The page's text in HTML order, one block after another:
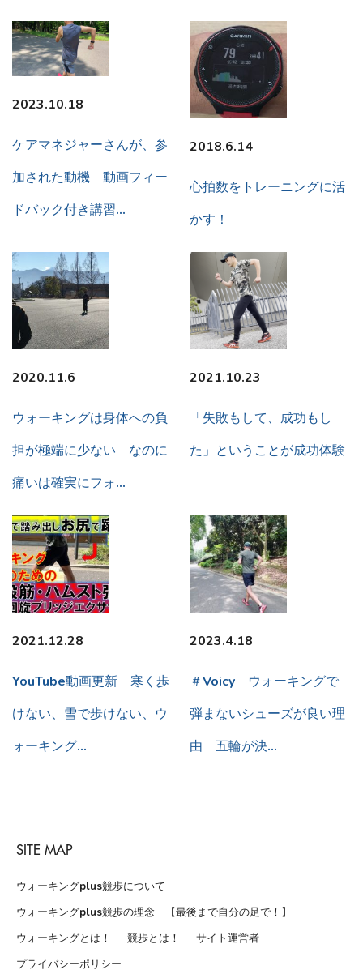
2023.10.18
ケアマネジャーさんが、参
加された動機 動画フィー
ドバック付き講習…
2018.6.14
心拍数をトレーニングに活
かす！
2020.11.6
ウォーキングは身体への負
担が極端に少ない なのに
痛いは確実にフォ…
2021.10.23
「失敗もして、成功もし
た」ということが成功体験
2021.12.28
YouTube動画更新 寒く歩
けない、雪で歩けない、ウ
ォーキング…
2023.4.18
＃Voicy ウォーキングで
弾まないシューズが良い理
由 五輪が決…
SITE MAP
ウォーキングplus競歩について
ウォーキングplus競歩の理念 【最後まで自分の足で！】
ウォーキングとは！
競歩とは！
サイト運営者
プライバシーポリシー